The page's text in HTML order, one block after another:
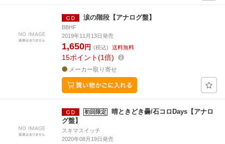
涙の階段【アナログ盤】
BBHF
2019年11月13日発売
1,650円 (税込) 送料無料
15ポイント 1倍
メーカー取り寄せ
初回限定
晴ときどき曇/石コロDays【アナロ
グ盤】
スキマスイッチ
2020年08月19日発売